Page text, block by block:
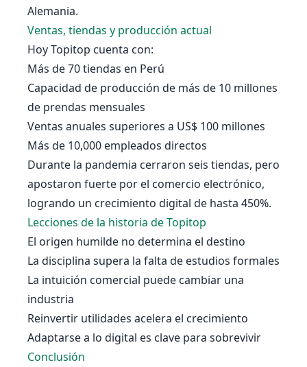
Alemania.
Ventas, tiendas y producción actual
Hoy Topitop cuenta con:
Más de 70 tiendas en Perú
Capacidad de producción de más de 10 millones
de prendas mensuales
Ventas anuales superiores a US$ 100 millones
Más de 10,000 empleados directos
Durante la pandemia cerraron seis tiendas, pero
apostaron fuerte por el comercio electrónico,
logrando un crecimiento digital de hasta 450%.
Lecciones de la historia de Topitop
El origen humilde no determina el destino
La disciplina supera la falta de estudios formales
La intuición comercial puede cambiar una
industria
Reinvertir utilidades acelera el crecimiento
Adaptarse a lo digital es clave para sobrevivir
Conclusión